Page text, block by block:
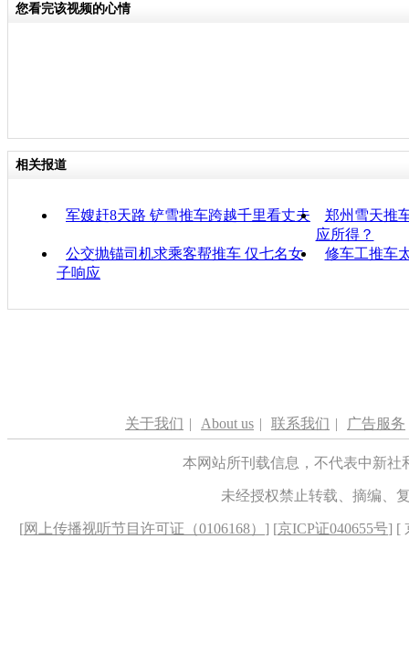
您看完该视频的心情
相关报道
军嫂赶8天路 铲雪推车跨越千里看丈夫
郑州雪天推
应所得？
公交抛锚司机求乘客帮推车 仅七名女
子响应
修车工推车
关于我们 | About us | 联系我们 | 广告服务
本网站所刊载信息，不代表中新
未经授权禁止转载、摘编、
[网上传播视听节目许可证（0106168） ] [京ICP证040655号] [